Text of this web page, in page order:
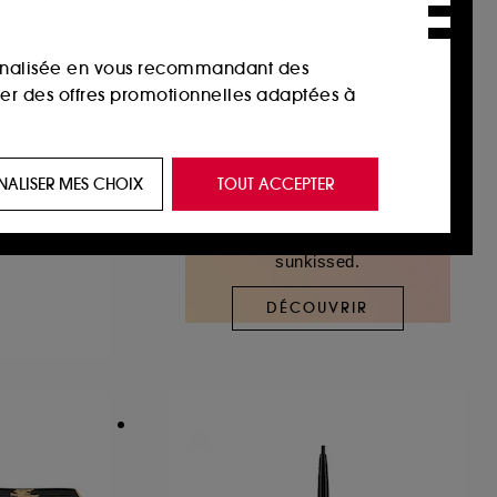
Offrez à votre peau un effet
sunkissed.
DÉCOUVRIR
en vous recommandant des
des offres promotionnelles adaptées à
vous plaire via des publicités, y compris
navigation sur notre site afin d’en
du site, tel que les cookies
d’accéder à votre compte lors
TOUT ACCEPTER
MES CHOIX